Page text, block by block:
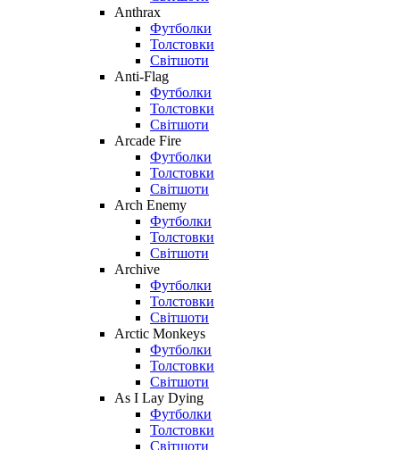
Anthrax
Футболки
Толстовки
Світшоти
Anti-Flag
Футболки
Толстовки
Світшоти
Arcade Fire
Футболки
Толстовки
Світшоти
Arch Enemy
Футболки
Толстовки
Світшоти
Archive
Футболки
Толстовки
Світшоти
Arctic Monkeys
Футболки
Толстовки
Світшоти
As I Lay Dying
Футболки
Толстовки
Світшоти